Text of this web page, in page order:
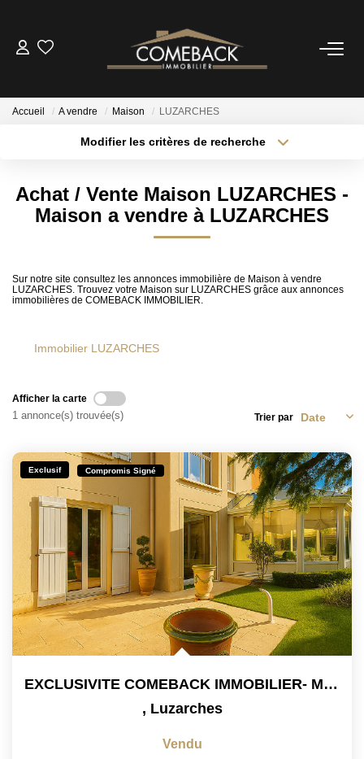
BIENS VENDUS
Accueil A vendre Maison LUZARCHES
Modifier les critères de recherche
Type de bien
Budget max Plus de critères
Achat / Vente Maison LUZARCHES -
Maison a vendre à LUZARCHES
Sur notre site consultez les annonces immobilière de Maison à vendre
LUZARCHES. Trouvez votre Maison sur LUZARCHES grâce aux annonces
immobilières de COMEBACK IMMOBILIER.
Immobilier LUZARCHES
Afficher la carte
1 annonce(s) trouvée(s) Trier par
Exclusif Compromis Signé
EXCLUSIVITE COMEBACK IMMOBILIER- Maison Luzarches 5 Pièces...
, Luzarches
Vendu